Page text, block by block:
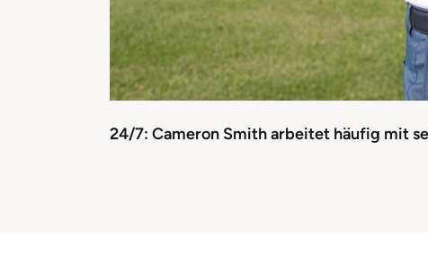
24/7: Cameron Smith arbeitet häufig mit